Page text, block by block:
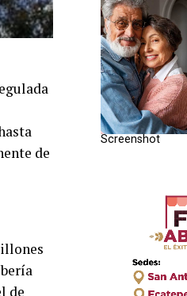
de
de
Screenshot